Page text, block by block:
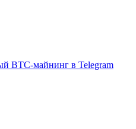
BTC-майнинг в Telegram